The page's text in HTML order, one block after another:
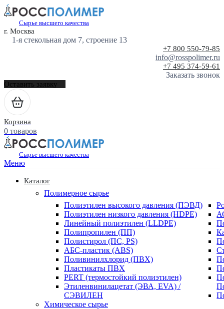
Сырье высшего качества
г. Москва
1-я стекольная дом 7, строение 13
+7 800 550-79-85
info@rosspolimer.ru
+7 495 374-59-61
Заказать звонок
Оставить заявку
Корзина
0 товаров
Сырье высшего качества
Меню
Каталог
Полимерное сырье
Полиэтилен высокого давления (ПЭВД)
Полиэтилен низкого давления (HDPE)
Линейный полиэтилен (LLDPE)
Полипропилен (ПП)
Полистирол (ПС, PS)
АБС-пластик (ABS)
Поливинилхлорид (ПВХ)
Пластикаты ПВХ
PERT (термостойкий полиэтилен)
Этиленвинилацетат (ЭВА, EVA) /
СЭВИЛЕН
Химическое сырье